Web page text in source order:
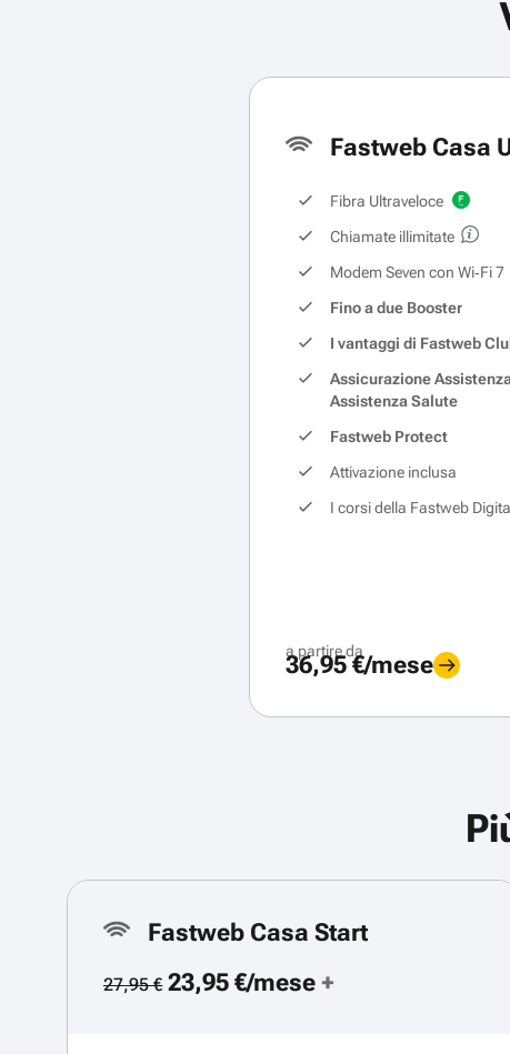
Fastweb Casa
Fibra Ultraveloce
Chiamate illimitate
Modem Seven con Wi‑Fi 7
Fino a due Booster
I vantaggi di Fastweb
Assicurazione
Assistenza Salute
Fastweb Protect
Attivazione inclusa
I corsi della Fastweb
a partire da
36,95 €/mese
Fastweb Casa Start
27,95 €23,95 €/mese +